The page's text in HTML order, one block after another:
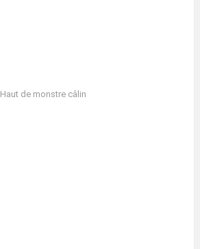
Haut de monstre câlin